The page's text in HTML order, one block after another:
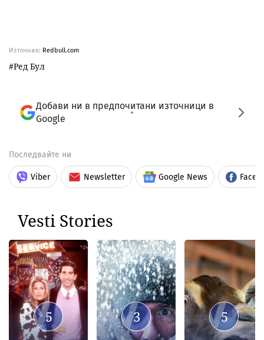
Източник: Redbull.com
Ред Бул
Добави ни в предпочитани източници в
Google
Последвайте ни
Viber Newsletter Google News
Vesti Stories
5 3 5